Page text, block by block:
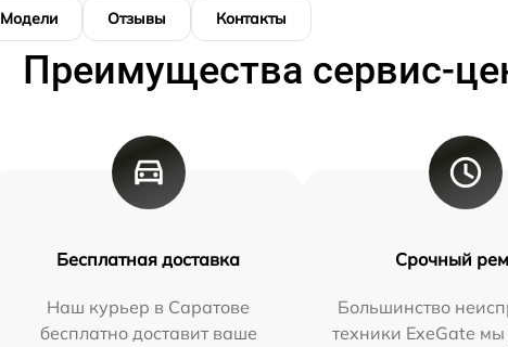
Модели Отзывы Контакты
Преимущества сервис-
Бесплатная доставка
Наш курьер в Саратове
бесплатно доставит ваше
Срочный
Большинство
техники ExeGate